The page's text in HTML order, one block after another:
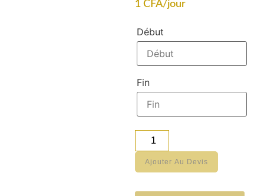
1CFA/jour
Début
Fin
Ajouter Au Devis